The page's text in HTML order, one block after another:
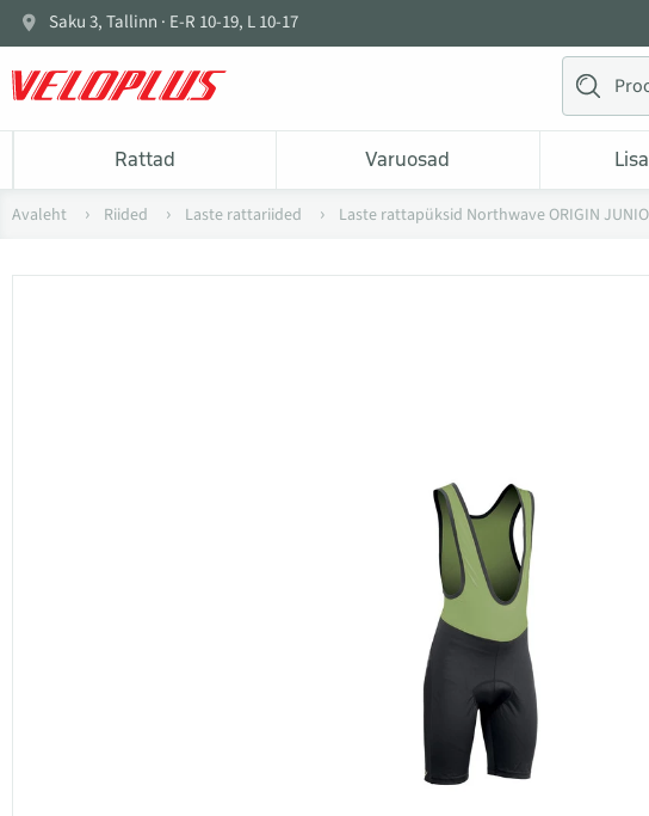
Saku 3, Tallinn · E-R 10-19, L 10-17
Rattad Varuosad
Avaleht Riided Laste rattariided Laste rattapüksid Northwave ORIGIN